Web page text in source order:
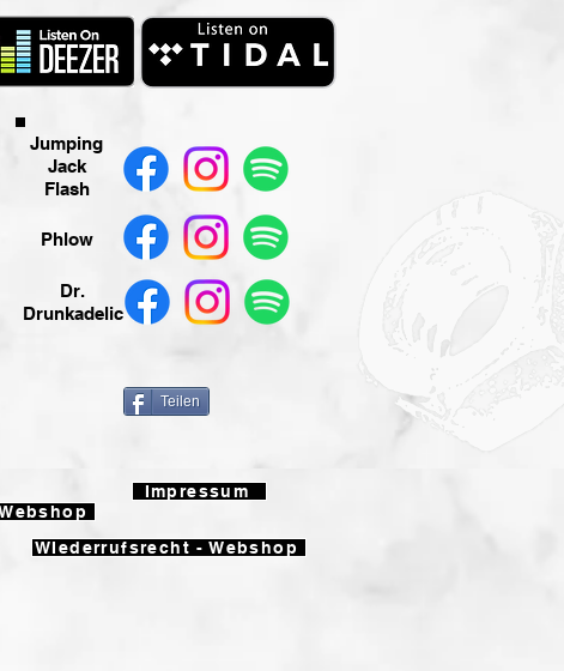
Jumping
Jack
Flash
Phlow
Dr.
Drunkadelic
Teilen
Impressum
WIederrufsrecht - Webshop